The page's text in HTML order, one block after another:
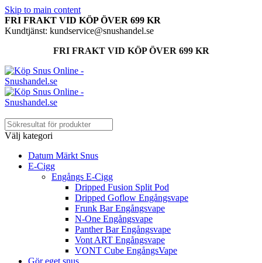
Skip to main content
FRI FRAKT VID KÖP ÖVER 699 KR
Kundtjänst: kundservice@snushandel.se
FRI FRAKT VID KÖP ÖVER 699 KR
Välj kategori
Datum Märkt Snus
E-Cigg
Engångs E-Cigg
Dripped Fusion Split Pod
Dripped Goflow Engångsvape
Frunk Bar Engångsvape
N-One Engångsvape
Panther Bar Engångsvape
Vont ART Engångsvape
VONT Cube EngångsVape
Gör eget snus